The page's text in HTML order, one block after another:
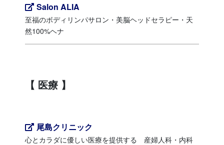
Salon ALIA
至福のボディリンパサロン・美脳ヘッドセラピー・天
然100%ヘナ
医療
尾島クリニック
心とカラダに優しい医療を提供する 産婦人科・内科